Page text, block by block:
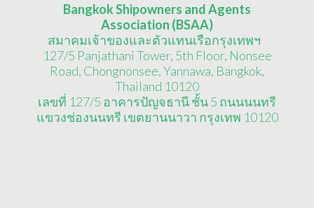
Bangkok Shipowners and Agents
Association (BSAA)
สมาคมเจ้าของและตัวแทนเรือกรุงเทพฯ
127/5 Panjathani Tower, 5th Floor, Nonsee
Road, Chongnonsee, Yannawa, Bangkok,
Thailand 10120
เลขที่ 127/5 อาคารปัญจธานี ชั้น 5 ถนนนนทรี
แขวงช่องนนทรี เขตยานนาวา กรุงเทพ 10120